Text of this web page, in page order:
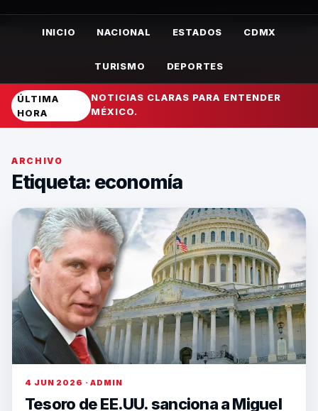
INICIO NACIONAL ESTADOS CDMX
TURISMO DEPORTES
ÚLTIMA
HORA
NOTICIAS CLARAS PARA ENTENDER
MÉXICO.
ARCHIVO
Etiqueta: economía
4 JUN 2026 · ADMIN
Tesoro de EE.UU. sanciona a Miguel